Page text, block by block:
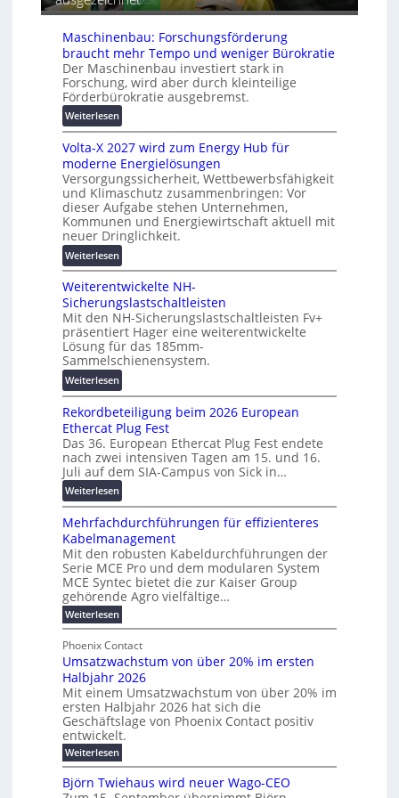
i
i
e
r
u
n
g
s
l
ö
s
u
n
e
n
h
r
t
e
s
c
h
u
t
z
u
n
d
d
i
g
i
t
a
l
e
T
r
a
n
s
p
a
r
e
n
z
Maschinenbau: Forschungsförderung
braucht mehr Tempo und weniger Bürokratie
Der Maschinenbau investiert stark in
Forschung, wird aber durch kleinteilige
Förderbürokratie ausgebremst.
Weiterlesen:
M
a
s
c
h
i
n
e
n
b
a
u
:
F
o
r
s
h
u
n
g
s
f
r
d
e
r
u
n
g
b
r
a
u
c
h
t
m
e
h
Volta-X 2027 wird zum Energy Hub für
moderne Energielösungen
Versorgungssicherheit, Wettbewerbsfähigkeit
und Klimaschutz zusammenbringen: Vor
dieser Aufgabe stehen Unternehmen,
Kommunen und Energiewirtschaft aktuell mit
neuer Dringlichkeit.
Weiterlesen:
V
o
l
t
a
-
X
2
0
2
7
w
i
r
d
z
u
m
E
n
e
r
g
u
b
f
ü
r
m
o
d
Weiterentwickelte NH-
Sicherungslastschaltleisten
Mit den NH-Sicherungslastschaltleisten Fv+
präsentiert Hager eine weiterentwickelte
Lösung für das 185mm-
Sammelschienensystem.
Weiterlesen:
W
e
i
t
e
r
e
n
t
w
i
c
k
e
l
e
N
H
-
S
i
c
h
e
Rekordbeteiligung beim 2026 European
Ethercat Plug Fest
Das 36. European Ethercat Plug Fest endete
nach zwei intensiven Tagen am 15. und 16.
Juli auf dem SIA-Campus von Sick in…
Weiterlesen:
R
e
k
o
r
d
b
e
t
e
i
l
i
g
u
n
g
b
e
Mehrfachdurchführungen für effizienteres
Kabelmanagement
Mit den robusten Kabeldurchführungen der
Serie MCE Pro und dem modularen System
MCE Syntec bietet die zur Kaiser Group
gehörende Agro vielfältige…
Weiterlesen:
M
h
r
f
a
c
h
d
u
r
c
f
Phoenix Contact
Umsatzwachstum von über 20% im ersten
Halbjahr 2026
Mit einem Umsatzwachstum von über 20% im
ersten Halbjahr 2026 hat sich die
Geschäftslage von Phoenix Contact positiv
entwickelt.
Weiterlesen:
U
m
s
Björn Twiehaus wird neuer Wago-CEO